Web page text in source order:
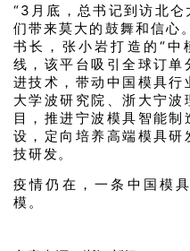
“3月底，总书记到访北
们带来莫大的鼓舞和信心
书长，张小岩打造的“中
线，该平台吸引全球订
进技术，带动中国模具行
大学波研究院、浙大宁
目，推进宁波模具智能
设，定向培养高端模具
技研发。
疫情仍在，一条中国模
模。